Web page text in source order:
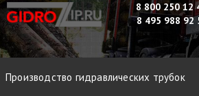
8 800 250 12
8 495 988 92
Производство гидравлических трубок